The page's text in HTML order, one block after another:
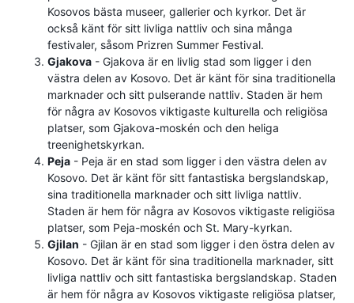
Kosovos bästa museer, gallerier och kyrkor. Det är
också känt för sitt livliga nattliv och sina många
festivaler, såsom Prizren Summer Festival.
Gjakova - Gjakova är en livlig stad som ligger i den
västra delen av Kosovo. Det är känt för sina traditionella
marknader och sitt pulserande nattliv. Staden är hem
för några av Kosovos viktigaste kulturella och religiösa
platser, som Gjakova-moskén och den heliga
treenighetskyrkan.
Peja - Peja är en stad som ligger i den västra delen av
Kosovo. Det är känt för sitt fantastiska bergslandskap,
sina traditionella marknader och sitt livliga nattliv.
Staden är hem för några av Kosovos viktigaste religiösa
platser, som Peja-moskén och St. Mary-kyrkan.
Gjilan - Gjilan är en stad som ligger i den östra delen av
Kosovo. Det är känt för sina traditionella marknader, sitt
livliga nattliv och sitt fantastiska bergslandskap. Staden
är hem för några av Kosovos viktigaste religiösa platser,